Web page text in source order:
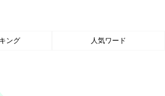
ング 人気ワード